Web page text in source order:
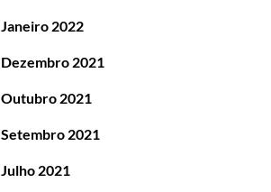
Janeiro 2022
Dezembro 2021
Outubro 2021
Setembro 2021
Julho 2021